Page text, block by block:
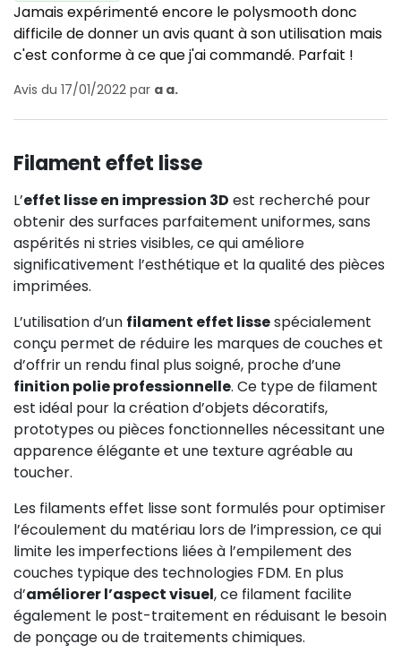
Jamais expérimenté encore le polysmooth donc
difficile de donner un avis quant à son utilisation mais
c'est conforme à ce que j'ai commandé. Parfait !
Avis du 17/01/2022 par a a.
Filament effet lisse
L’effet lisse en impression 3D est recherché pour
obtenir des surfaces parfaitement uniformes, sans
aspérités ni stries visibles, ce qui améliore
significativement l’esthétique et la qualité des pièces
imprimées.
L’utilisation d’un filament effet lissespécialement
conçu permet de réduire les marques de couches et
d’offrir un rendu final plus soigné, proche d’une
finition polie professionnelle. Ce type de filament
est idéal pour la création d’objets décoratifs,
prototypes ou pièces fonctionnelles nécessitant une
apparence élégante et une texture agréable au
toucher.
Les filaments effet lisse sont formulés pour optimiser
l’écoulement du matériau lors de l’impression, ce qui
limite les imperfections liées à l’empilement des
couches typique des technologies FDM. En plus
d’améliorer l’aspect visuel, ce filament facilite
également le post-traitement en réduisant le besoin
de ponçage ou de traitements chimiques.